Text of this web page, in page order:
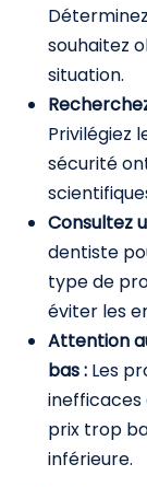
souhaitez
situation.
Privilégiez
sécurité
Consultez
dentiste
type de
éviter les
Attention
bas : Les
inefficaces
prix trop
inférieure.